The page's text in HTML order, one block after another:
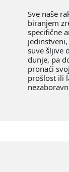
Sve naše
biranjem
specifične
suve šljive
dunje, pa
pronaći
prošlost ili